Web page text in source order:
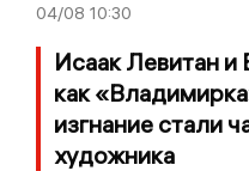
04/08 10:30
Исаак Левитан
как
изгнание стали
художника